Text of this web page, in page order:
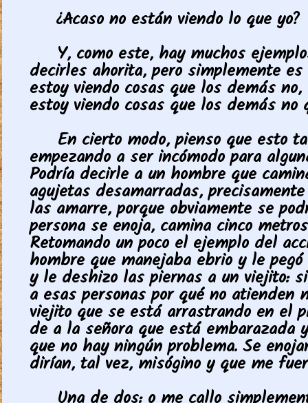
¿Acaso no están viendo lo que yo?
Y, como este, hay muchos
decirles ahorita, pero simplemente es
estoy viendo cosas que los demás
estoy viendo cosas que los demás no
En cierto modo, pienso que esto
empezando a ser incómodo para
Podría decirle a un hombre que
agujetas desamarradas,
las amarre, porque obviamente se
persona se enoja, camina cinco
Retomando un poco el ejemplo del
hombre que manejaba ebrio y le
y le deshizo las piernas a un viejito:
a esas personas por qué no atienden
viejito que se está arrastrando en el
de a la señora que está embarazada
que no hay ningún problema. Se
dirían, tal vez, misógino y que me